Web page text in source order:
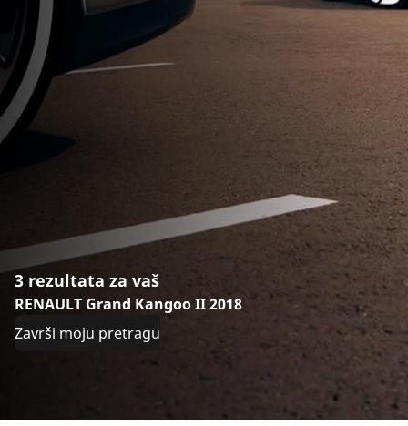
3 rezultata za vaš
RENAULT Grand Kangoo II 2018
Završi moju pretragu